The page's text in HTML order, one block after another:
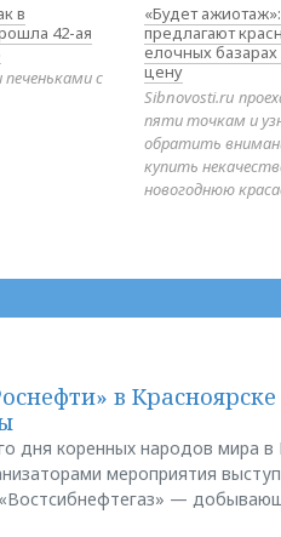
в
42-ая
с
«Будет
предлагают
елочных базарах
цену
Sibnovosti.ru
пяти точкам и
обратить
купить
новогоднюю
в
дня коренных народов мира в
мероприятия
«Востсибнефтегаз» —